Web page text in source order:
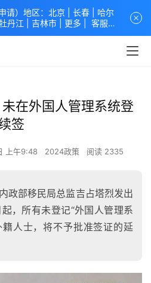
在外国人管理系统登
签
上午9:48 2024政策 阅读 2335
政部移民局总监吉占塔烈发出
，所有未登记“外国人管理系
籍人士，将不予批准签证的延
请）地区：北京 | 长春
哈尔
丹江 吉林市 | 更多 | 客服中
签证 涉外公证 外交部认证 单
政府网站，不隶属于大使馆！
探亲签证 旅游签证 涉外公证 外
认证。